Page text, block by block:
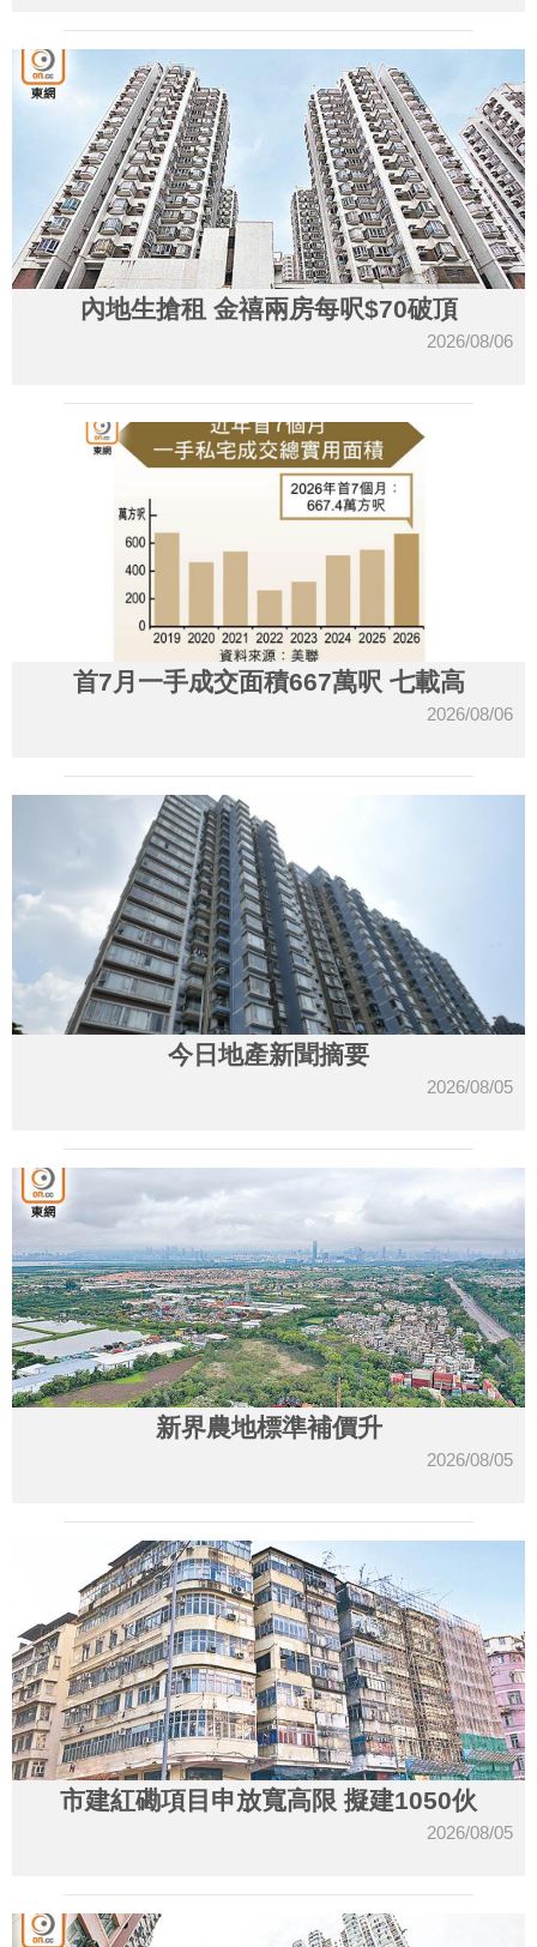
內地生搶租 金禧兩房每呎$70破頂
2026/08/06
首7月一手成交面積667萬呎 七載高
2026/08/06
今日地產新聞摘要
2026/08/05
新界農地標準補價升
2026/08/05
市建紅磡項目申放寬高限 擬建1050伙
2026/08/05